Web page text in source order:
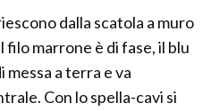
dalla scatola a muro
filo marrone è di fase, il blu
a terra e va
Con lo spella-cavi si